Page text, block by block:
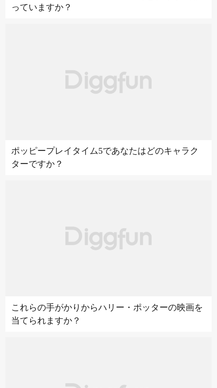
っていますか？
ポッピープレイタイム5であなたはどのキャラク
ターですか？
これらの手がかりからハリー・ポッターの映画を
当てられますか？